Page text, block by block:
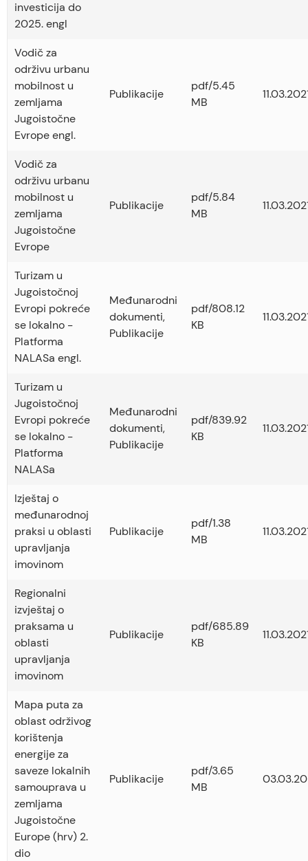
investicija do
2025. engl
Vodič za
održivu urbanu
mobilnost u
zemljama
Jugoistočne
Evrope engl.
Publikacije
pdf/5.45
MB
Vodič za
održivu urbanu
mobilnost u
zemljama
Jugoistočne
Evrope
Publikacije
pdf/5.84
MB
Turizam u
Jugoistočnoj
Evropi pokreće
se lokalno -
Platforma
NALASa engl.
Međunarodni
dokumenti,
Publikacije
pdf/808.12
KB
Turizam u
Jugoistočnoj
Evropi pokreće
se lokalno -
Platforma
NALASa
Međunarodni
dokumenti,
Publikacije
pdf/839.92
KB
Izještaj o
međunarodnoj
praksi u oblasti
upravljanja
imovinom
Publikacije
pdf/1.38
MB
Regionalni
izvještaj o
praksama u
oblasti
upravljanja
imovinom
Publikacije
pdf/685.89
KB
Mapa puta za
oblast održivog
korištenja
energije za
saveze lokalnih
samouprava u
zemljama
Jugoistočne
Europe (hrv) 2.
dio
Publikacije
pdf/3.65
MB